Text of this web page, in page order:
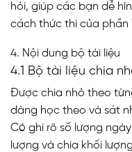
hỏi, giúp các bạn dễ
cách thức thi của phần
4. Nội dung bộ tài liệu
4.1 Bộ tài liệu chia
Được chia nhỏ theo
dàng học theo và sát
Có ghi rõ số lượng
lượng và chia khối